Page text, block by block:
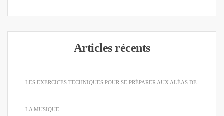
Articles récents
LES EXERCICES TECHNIQUES POUR SE PRÉPARER AUX ALÉAS DE
LA MUSIQUE